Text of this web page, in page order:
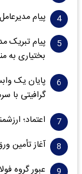
پیام
پیام تبریک
بختیاری به
پایان یک
گرافیتی با
اعتماد؛
آغاز تأمین
عبور گروه